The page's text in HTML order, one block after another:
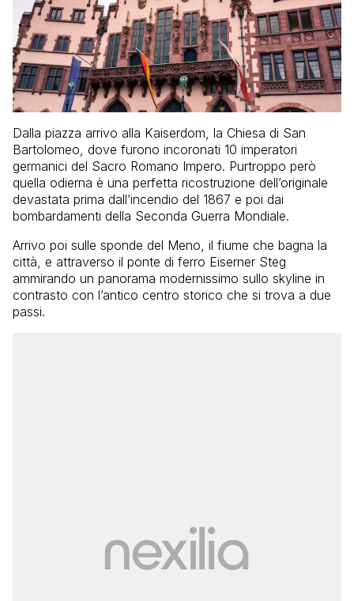
Dalla piazza arrivo alla Kaiserdom, la Chiesa di San
Bartolomeo, dove furono incoronati 10 imperatori
germanici del Sacro Romano Impero. Purtroppo però
quella odierna è una perfetta ricostruzione dell’originale
devastata prima dall’incendio del 1867 e poi dai
bombardamenti della Seconda Guerra Mondiale.
Arrivo poi sulle sponde del Meno, il fiume che bagna la
città, e attraverso il ponte di ferro Eiserner Steg
ammirando un panorama modernissimo sullo skyline in
contrasto con l’antico centro storico che si trova a due
passi.